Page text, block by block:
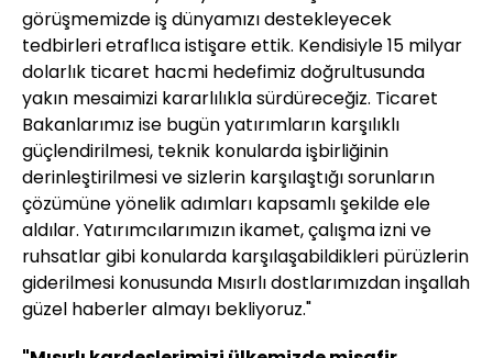
görüşmemizde iş dünyamızı destekleyecek
tedbirleri etraflıca istişare ettik. Kendisiyle 15 milyar
dolarlık ticaret hacmi hedefimiz doğrultusunda
yakın mesaimizi kararlılıkla sürdüreceğiz. Ticaret
Bakanlarımız ise bugün yatırımların karşılıklı
güçlendirilmesi, teknik konularda işbirliğinin
derinleştirilmesi ve sizlerin karşılaştığı sorunların
çözümüne yönelik adımları kapsamlı şekilde ele
aldılar. Yatırımcılarımızın ikamet, çalışma izni ve
ruhsatlar gibi konularda karşılaşabildikleri pürüzlerin
giderilmesi konusunda Mısırlı dostlarımızdan inşallah
güzel haberler almayı bekliyoruz."